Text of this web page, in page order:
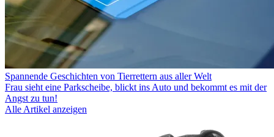
Spannende Geschichten von Tierrettern aus aller Welt
Frau sieht eine Parkscheibe, blickt ins Auto und bekommt es mit der
Angst zu tun!
Alle Artikel anzeigen